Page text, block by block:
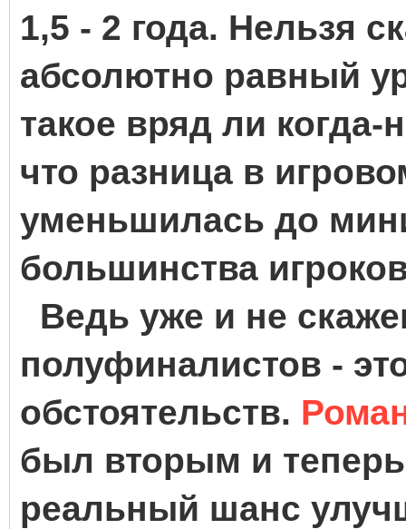
1,5 - 2 года. Нельзя
абсолютно равный
такое вряд ли
что разница в
уменьшилась до
большинства
Ведь уже и не
полуфиналистов -
обстоятельств.
был вторым и
реальный шанс